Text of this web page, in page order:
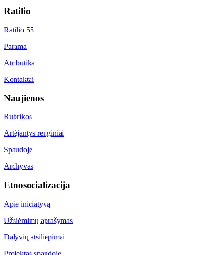
Ratilio
Ratilio 55
Parama
Atributika
Kontaktai
Naujienos
Rubrikos
Artėjantys renginiai
Spaudoje
Archyvas
Etnosocializacija
Apie iniciatyvą
Užsiėmimų aprašymas
Dalyvių atsiliepimai
Projektas spaudoje